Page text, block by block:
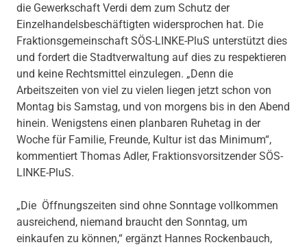
die Gewerkschaft Verdi dem zum Schutz der
Einzelhandelsbeschäftigten widersprochen hat. Die
Fraktionsgemeinschaft SÖS-LINKE-PluS unterstützt dies
und fordert die Stadtverwaltung auf dies zu respektieren
und keine Rechtsmittel einzulegen. „Denn die
Arbeitszeiten von viel zu vielen liegen jetzt schon von
Montag bis Samstag, und von morgens bis in den Abend
hinein. Wenigstens einen planbaren Ruhetag in der
Woche für Familie, Freunde, Kultur ist das Minimum“,
kommentiert Thomas Adler, Fraktionsvorsitzender SÖS-
LINKE-PluS.
„Die Öffnungszeiten sind ohne Sonntage vollkommen
ausreichend, niemand braucht den Sonntag, um
einkaufen zu können,“ ergänzt Hannes Rockenbauch,